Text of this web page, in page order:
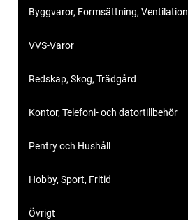
Byggvaror, Formsättning, Ventilation
VVS-Varor
Redskap, Skog, Trädgård
Kontor, Telefoni- och datortillbehör
Pentry och Hushåll
Hobby, Sport, Fritid
Övrigt